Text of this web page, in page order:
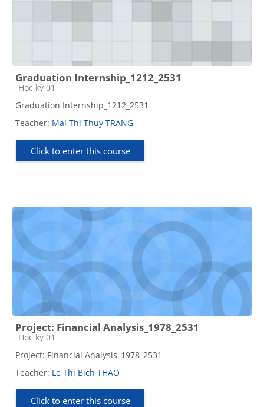
Graduation Internship_1212_2531
Course category
Học kỳ 01
Graduation Internship_1212_2531
Teacher: Mai Thi Thuy TRANG
Click to enter this course
Project: Financial Analysis_1978_2531
Course category
Học kỳ 01
Project: Financial Analysis_1978_2531
Teacher: Le Thi Bich THAO
Click to enter this course